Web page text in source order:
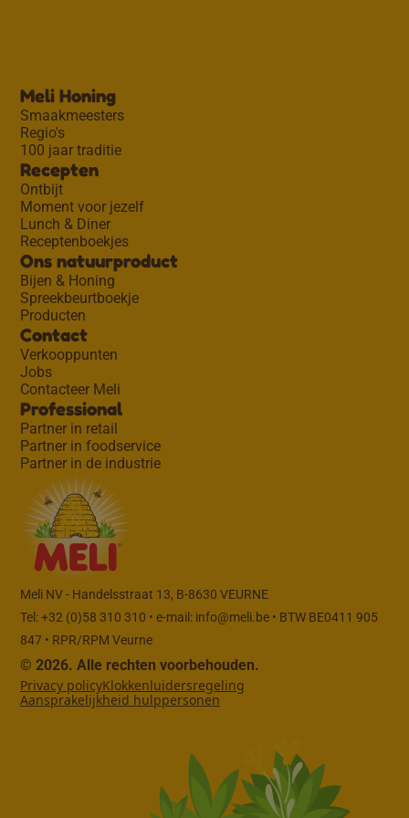
Meli Honing
Smaakmeesters
Regio's
100 jaar traditie
Recepten
Ontbijt
Moment voor jezelf
Lunch & Diner
Receptenboekjes
Ons natuurproduct
Bijen & Honing
Spreekbeurtboekje
Producten
Contact
Verkooppunten
Jobs
Contacteer Meli
Professional
Partner in retail
Partner in foodservice
Partner in de industrie
Meli NV - Handelsstraat 13, B-8630 VEURNE
Tel: +32 (0)58 310 310 • e-mail: info@meli.be• BTW BE0411 905
847 • RPR/RPM Veurne
© 2026. Alle rechten voorbehouden.
Privacy policyKlokkenluidersregeling
Aansprakelijkheid hulppersonen